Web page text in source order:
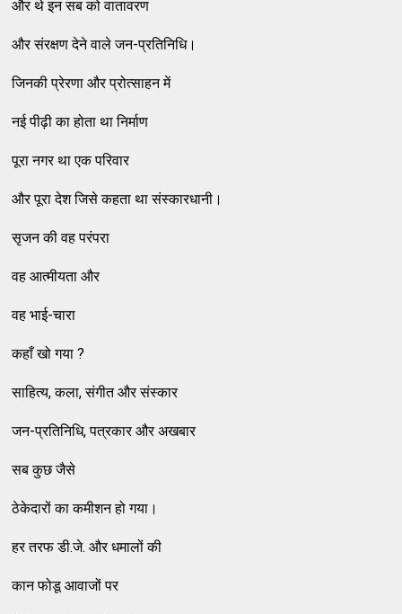
और थे इन सब को वातावरण
और संरक्षण देने वाले जन-प्रतिनिधि।
जिनकी प्रेरणा और प्रोत्साहन में
नई पीढ़ी का होता था निर्माण
पूरा नगर था एक परिवार
और पूरा देश जिसे कहता था संस्कारधानी।
सृजन की वह परंपरा
वह आत्मीयता और
वह भाई-चारा
कहाँ खो गया ?
साहित्य, कला, संगीत और संस्कार
जन-प्रतिनिधि, पत्रकार और अखबार
सब कुछ जैसे
ठेकेदारों का कमीशन हो गया।
हर तरफ डी.जे. और धमालों की
कान फोडू आवाजों पर